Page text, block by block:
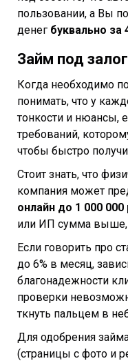
пользовании, а Вы
денег буквально за
Займ под
Когда необходимо
понимать, что у
тонкости и нюансы,
требований,
чтобы быстро
Стоит знать, что
компания может
онлайн до 1 000 000
или ИП сумма выше,
Если говорить про
до 6% в месяц,
благонадежности
проверки
ткнуть пальцем в
Для одобрения
(страницы с фото и